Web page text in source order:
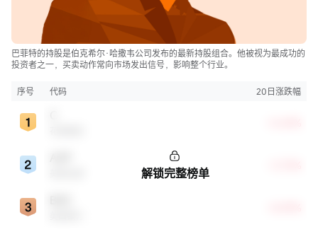
巴菲特的持股是伯克希尔·哈撒韦公司发布的最新持股组合。他被视为最成功的
投资者之一，买卖动作常向市场发出信号，影响整个行业。
序号 代码 20日涨跌幅
解锁完整榜单